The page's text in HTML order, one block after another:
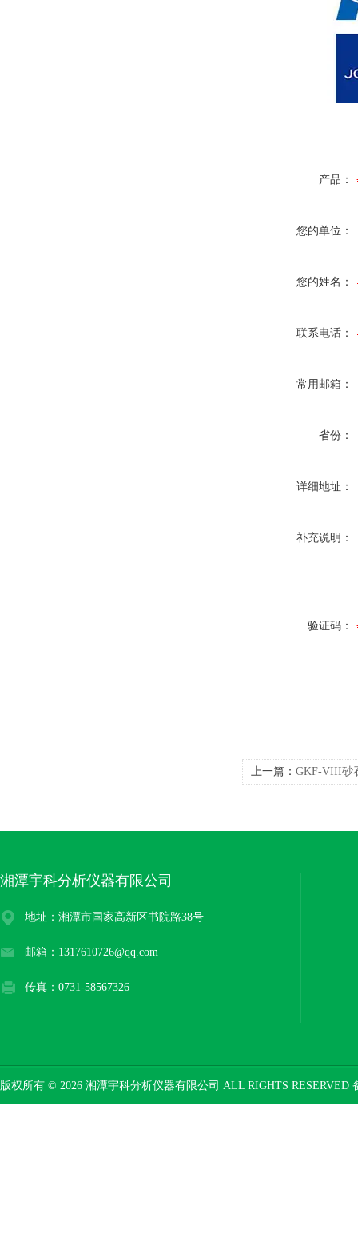
产品：
您的单位：
您的姓名：
联系电话：
常用邮箱：
省份：
详细地址：
补充说明：
验证码：
上一篇： GKF-VIII砂
湘潭宇科分析仪器有限公司
地址：湘潭市国家高新区书院路38号
邮箱：1317610726@qq.com
传真：0731-58567326
版权所有 © 2026 湘潭宇科分析仪器有限公司 ALL RIGHTS RESERVED